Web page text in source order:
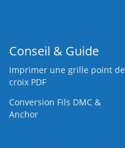
Conseil & Guide
Imprimer une grille point de
croix PDF
Conversion Fils DMC &
Anchor